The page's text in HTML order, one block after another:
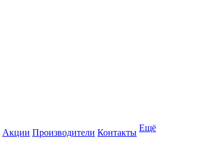
Акции Производители Контакты Ещё